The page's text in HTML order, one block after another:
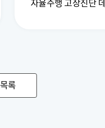
자율주행 고장진단
목록